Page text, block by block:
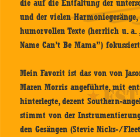
die auf die Entfaltung der
und der vielen
humorvollen Texte (herrlich u. a.
Name Can’t Be Mama”)
Mein Favorit ist das von von
Maren Morris angeführte, mit
hinterlegte, dezent Southern-
stimmt von der
den Gesängen (Stevie Nicks-/